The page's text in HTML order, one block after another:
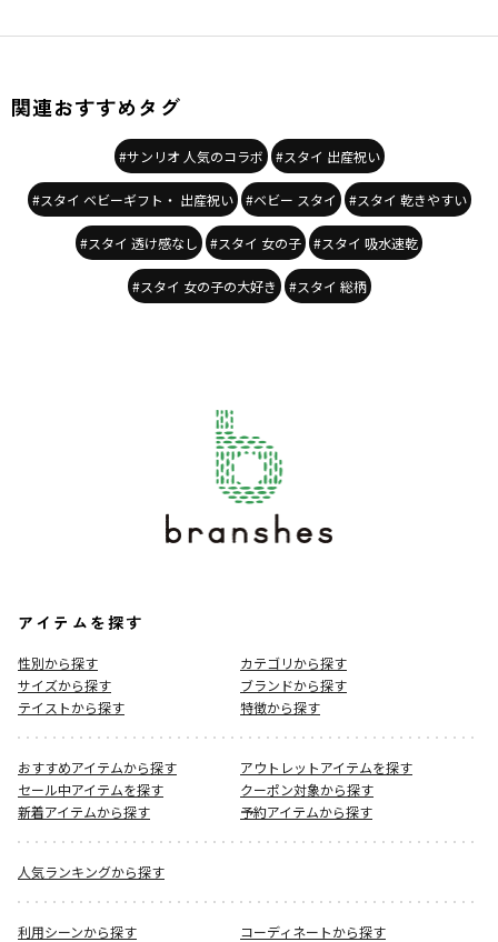
関連おすすめタグ
#サンリオ 人気のコラボ #スタイ 出産祝い
#スタイ ベビーギフト・ 出産祝い #ベビー スタイ #スタイ 乾きやすい
#スタイ 透け感なし #スタイ 女の子 #スタイ 吸水速乾
#スタイ 女の子の大好き #スタイ 総柄
アイテムを探す
性別から探す
カテゴリから探す
サイズから探す
ブランドから探す
テイストから探す
特徴から探す
おすすめアイテムから探す
アウトレットアイテムを探す
セール中アイテムを探す
クーポン対象から探す
新着アイテムから探す
予約アイテムから探す
人気ランキングから探す
利用シーンから探す
コーディネートから探す